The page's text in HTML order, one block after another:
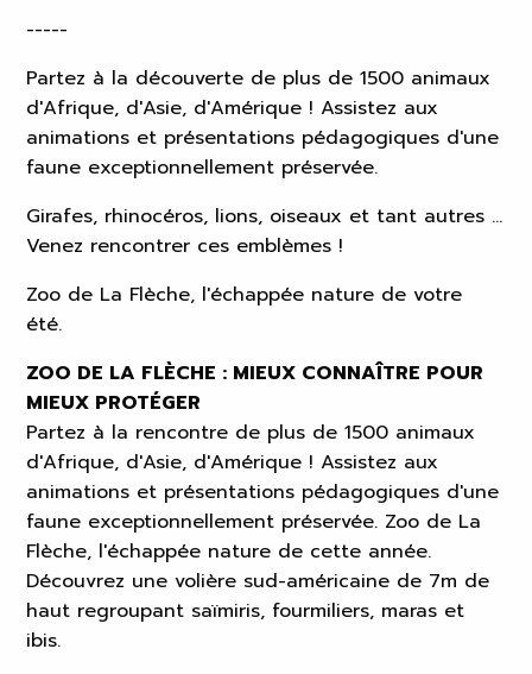
-----
Partez à la découverte de plus de 1500 animaux
d'Afrique, d'Asie, d'Amérique ! Assistez aux
animations et présentations pédagogiques d'une
faune exceptionnellement préservée.
Girafes, rhinocéros, lions, oiseaux et tant autres …
Venez rencontrer ces emblèmes !
Zoo de La Flèche, l'échappée nature de votre
été.
ZOO DE LA FLÈCHE : MIEUX CONNAÎTRE POUR
MIEUX PROTÉGER
Partez à la rencontre de plus de 1500 animaux
d'Afrique, d'Asie, d'Amérique ! Assistez aux
animations et présentations pédagogiques d'une
faune exceptionnellement préservée. Zoo de La
Flèche, l'échappée nature de cette année.
Découvrez une volière sud-américaine de 7m de
haut regroupant saïmiris, fourmiliers, maras et
ibis.